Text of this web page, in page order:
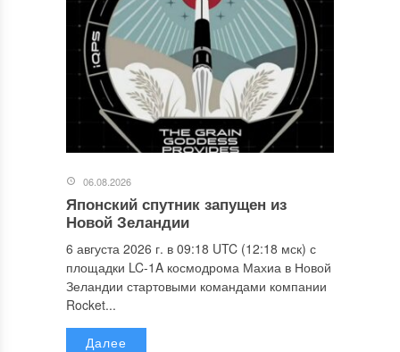
06.08.2026
Японский спутник запущен из
Новой Зеландии
6 августа 2026 г. в 09:18 UTC (12:18 мск) с
площадки LC-1A космодрома Махиа в Новой
Зеландии стартовыми командами компании
Rocket...
Далее